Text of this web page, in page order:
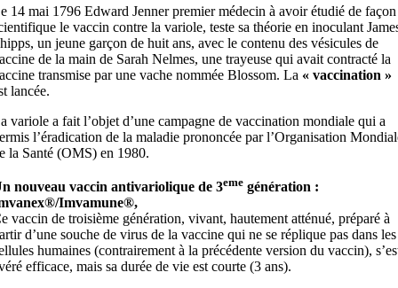
14 mai 1796 Edward Jenner premier médecin à avoir étudié de façon
le vaccin contre la variole, teste sa théorie en inoculant
un jeune garçon de huit ans, avec le contenu des vésicules de
de la main de Sarah Nelmes, une trayeuse qui avait contracté la
transmise par une vache nommée Blossom. La « vaccination »
lancée.
variole a fait l’objet d’une campagne de vaccination mondiale qui a
l’éradication de la maladie prononcée par l’Organisation
la Santé (OMS) en 1980.
nouveau vaccin antivariolique de 3emegénération :
Imvamune®,
vaccin de troisième génération, vivant, hautement atténué, préparé à
d’une souche de virus de la vaccine qui ne se réplique pas dans les
humaines (contrairement à la précédente version du vaccin),
efficace, mais sa durée de vie est courte (3 ans).